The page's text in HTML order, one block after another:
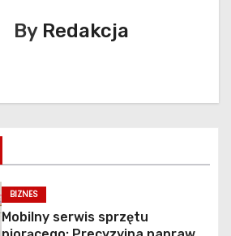
By Redakcja
BIZNES
Mobilny serwis sprzętu